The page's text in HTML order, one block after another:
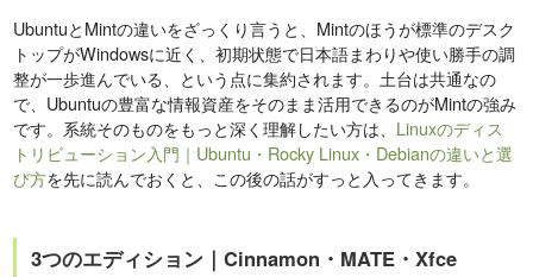
UbuntuとMintの違いをざっくり言うと、Mintのほうが標準のデスク
トップがWindowsに近く、初期状態で日本語まわりや使い勝手の調
整が一歩進んでいる、という点に集約されます。土台は共通なの
で、Ubuntuの豊富な情報資産をそのまま活用できるのがMintの強み
です。系統そのものをもっと深く理解したい方は、 Linuxのディス
トリビューション入門｜Ubuntu・Rocky Linux・Debianの違いと選
び方を先に読んでおくと、この後の話がすっと入ってきます。
3つのエディション｜Cinnamon・MATE・Xfce